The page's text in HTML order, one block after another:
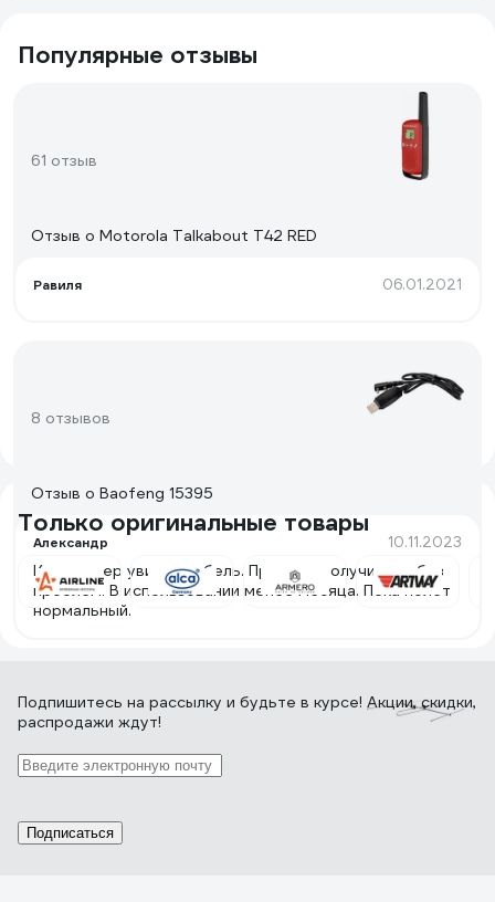
Популярные отзывы
61 отзыв
Отзыв о Motorola Talkabout T42 RED
Равиля 06.01.2021
8 отзывов
Отзыв о Baofeng 15395
Александр 10.11.2023
Компьютер увидел кабель. Прошить получилось без
проблем. В использовании менее месяца. Пока полет
нормальный.
13 отзывов
Только оригинальные товары
Подпишитесь на рассылку и будьте в курсе! Акции, скидки,
распродажи ждут!
Подписаться